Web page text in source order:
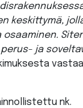
keskittymä,
ja
nk.